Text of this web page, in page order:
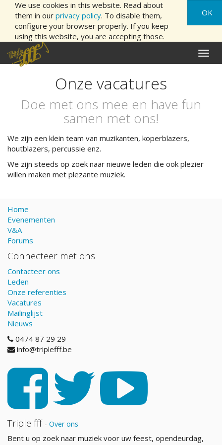
We use cookies in this website. Read about
them in our privacy policy. To disable them,
configure your browser properly. If you keep
using this website, you are accepting those.
OK
aan/
Onze vacatures
Doe met ons mee en have fun
samen met ons!
We zijn een klein team van muzikanten, koperblazers,
houtblazers, percussie enz.
We zijn steeds op zoek naar nieuwe leden die ook plezier
willen maken met plezante muziek.
Home
Evenementen
V&A
Forums
Connecteer met ons
Contacteer ons
Leden
Onze referenties
Vacatures
Mailinglijst
Nieuws
0474 87 29 29
info@triplefff.be
Triple fff - Over ons
Bent u op zoek naar muziek voor uw feest, opendeurdag,